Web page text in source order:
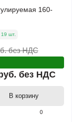
0
160-
19 шт.
без НДС
без НДС
В корзину